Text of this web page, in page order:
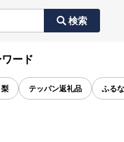
検索
ード
梨 テッパン返礼品 ふる